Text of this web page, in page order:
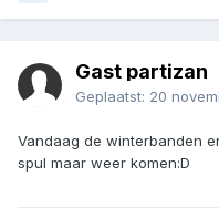
Gast partizan
Geplaatst: 20
Vandaag de winterbanden
spul maar weer komen:D